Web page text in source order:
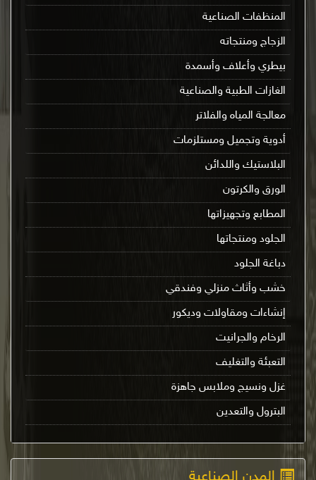
المنظفات الصناعية
الزجاج ومنتجاته
بيطري وأعلاف وأسمدة
الغازات الطبية والصناعية
معالجة المياه والفلاتر
أدوية وتجميل ومستلزمات
البلاستيك واللدائن
الورق والكرتون
المطابع وتجهيزاتها
الجلود ومنتجاتها
دباغة الجلود
خشب وأثاث منزلي وفندقي
إنشاءات ومقاولات وديكور
الرخام والجرانيت
التعبئة والتغليف
غزل ونسيج وملابس جاهزة
البترول والتعدين